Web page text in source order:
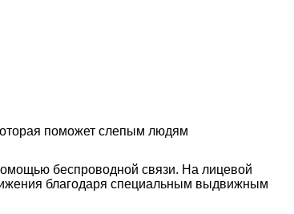
поможет слепым людям
беспроводной связи. На лицевой
благодаря специальным выдвижным